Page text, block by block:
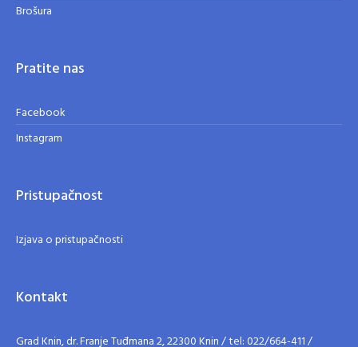
Brošura
Pratite nas
Facebook
Instagram
Pristupačnost
Izjava o pristupačnosti
Kontakt
Grad Knin, dr. Franje Tuđmana 2, 22300 Knin / tel: 022/664-411 /